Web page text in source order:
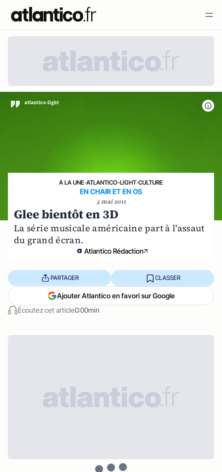
A LA UNE›ATLANTICO-LIGHT›CULTURE
EN CHAIR ET EN OS
5 mai 2011
Glee bientôt en 3D
La série musicale américaine part à l'assaut
du grand écran.
Atlantico Rédaction
Écoutez cet article0:00min
PARTAGER CLASSER
Ajouter Atlantico en favori sur Google